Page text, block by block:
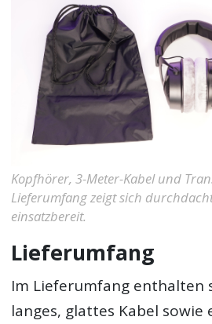
Kopfhörer, 3-Meter-Kabel und
Lieferumfang zeigt sich
einsatzbereit.
Lieferumfang
Im Lieferumfang enthalten
langes, glattes Kabel sowie